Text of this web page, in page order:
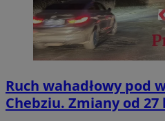
Ruch wahadłowy pod
Chebziu. Zmiany od 27